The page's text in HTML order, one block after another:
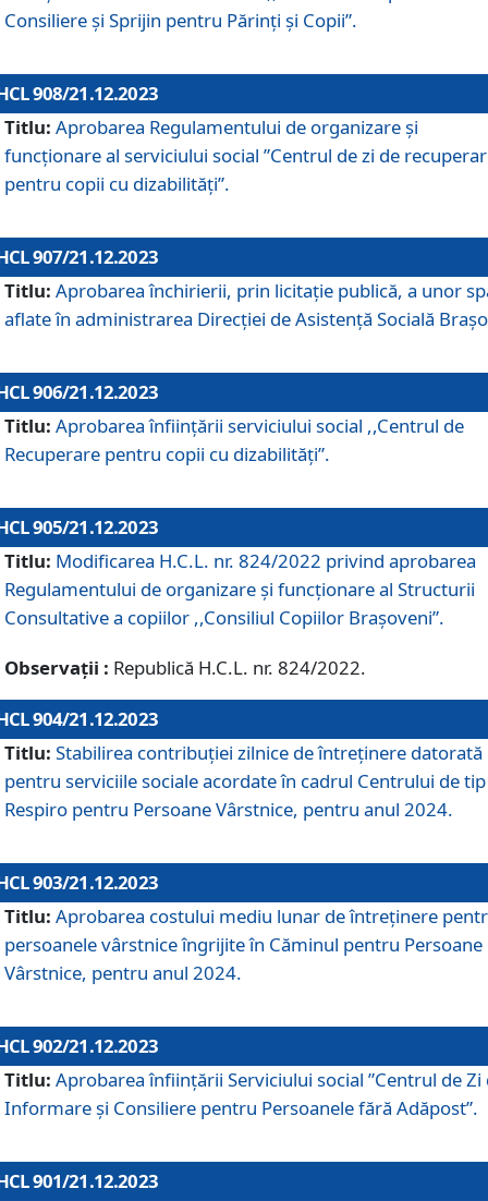
Consiliere şi Sprijin pentru Părinţi şi Copii”.
908/21.12.2023
Titlu: Aprobarea Regulamentului de organizare şi
funcţionare al serviciului social ”Centrul de zi de
pentru copii cu dizabilități”.
907/21.12.2023
Titlu: Aprobarea închirierii, prin licitație publică, a unor
aflate în administrarea Direcției de Asistență Socială
906/21.12.2023
Titlu: Aprobarea înființării serviciului social ,,Centrul de
Recuperare pentru copii cu dizabilități”.
905/21.12.2023
Titlu: Modificarea H.C.L. nr. 824/2022 privind aprobarea
Regulamentului de organizare şi funcţionare al Structurii
Consultative a copiilor ,,Consiliul Copiilor Braşoveni”.
Observații : Republică H.C.L. nr. 824/2022.
904/21.12.2023
Titlu: Stabilirea contribuţiei zilnice de întreținere datorată
pentru serviciile sociale acordate în cadrul Centrului de tip
Respiro pentru Persoane Vârstnice, pentru anul 2024.
903/21.12.2023
Titlu: Aprobarea costului mediu lunar de întreţinere
persoanele vârstnice îngrijite în Căminul pentru Persoane
Vârstnice, pentru anul 2024.
902/21.12.2023
Titlu: Aprobarea înființării Serviciului social ”Centrul de Zi
Informare și Consiliere pentru Persoanele fără Adăpost”.
901/21.12.2023